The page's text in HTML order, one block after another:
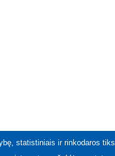
statistiniais ir rinkodaros